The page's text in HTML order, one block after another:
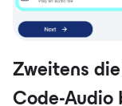
Zweitens
Code-Audio